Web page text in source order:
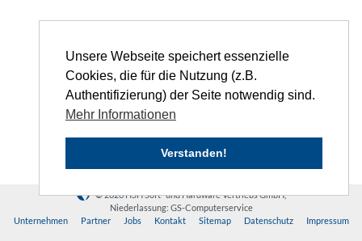
Unsere Webseite speichert essenzielle
Cookies, die für die Nutzung (z.B.
Authentifizierung) der Seite notwendig sind.
Mehr Informationen
Verstanden!
© 2026 HSH Soft- und Hardware Vertriebs GmbH,
Niederlassung: GS-Computerservice
Unternehmen
Partner Jobs Kontakt Sitemap Datenschutz Impressum